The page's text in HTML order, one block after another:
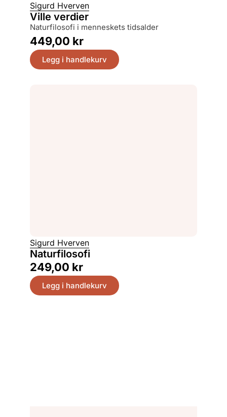
Sigurd Hverven
Ville verdier
naturfilosofi i menneskets tidsalder
449,00 kr
Legg i handlekurv
Sigurd Hverven
Naturfilosofi
249,00 kr
Legg i handlekurv